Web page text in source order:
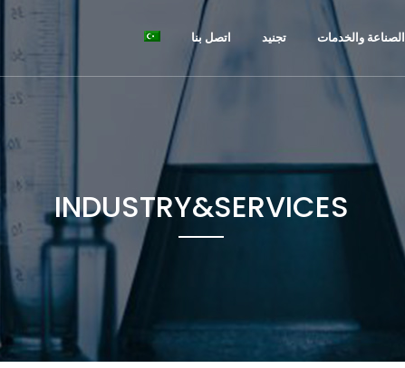
الصناعة والخدمات تجنيد اتصل بنا
INDUSTRY&SERVICES